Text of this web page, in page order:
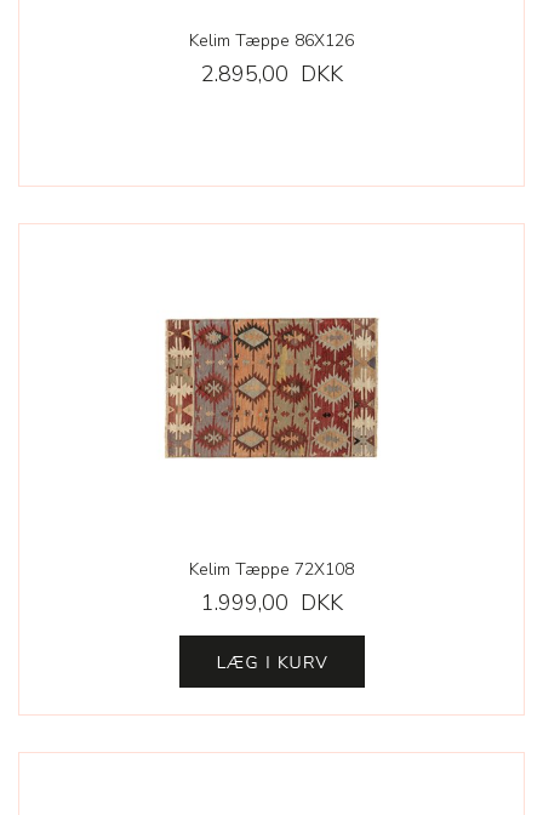
Kelim Tæppe 86X126
2.895,00 DKK
Kelim Tæppe 72X108
1.999,00 DKK